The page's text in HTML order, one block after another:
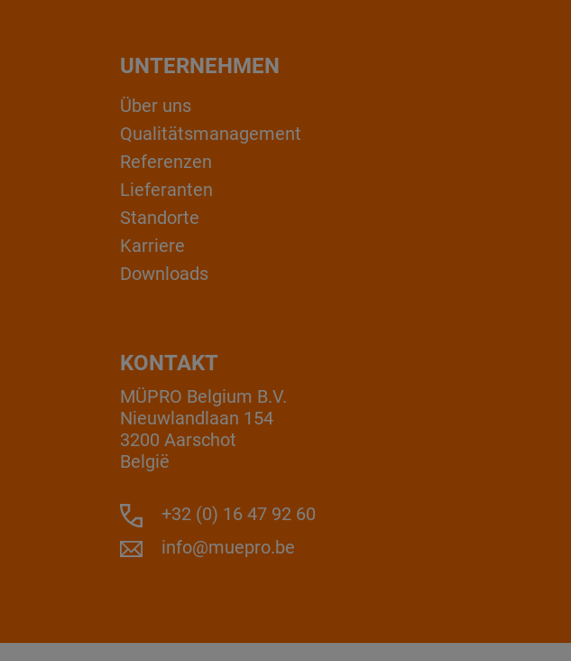
UNTERNEHMEN
Über uns
Qualitätsmanagement
Referenzen
Lieferanten
Standorte
Karriere
Downloads
KONTAKT
MÜPRO Belgium B.V.
Nieuwlandlaan 154
3200 Aarschot
België
+32 (0) 16 47 92 60
info@muepro.be